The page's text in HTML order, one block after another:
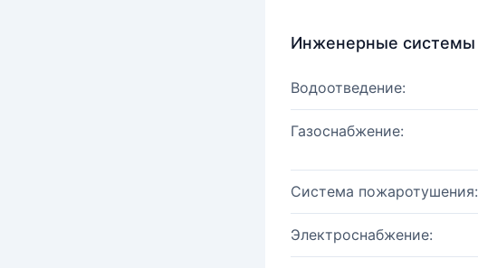
Инженерные системы
Водоотведение:
Газоснабжение:
Система пожаротушения:
Электроснабжение: